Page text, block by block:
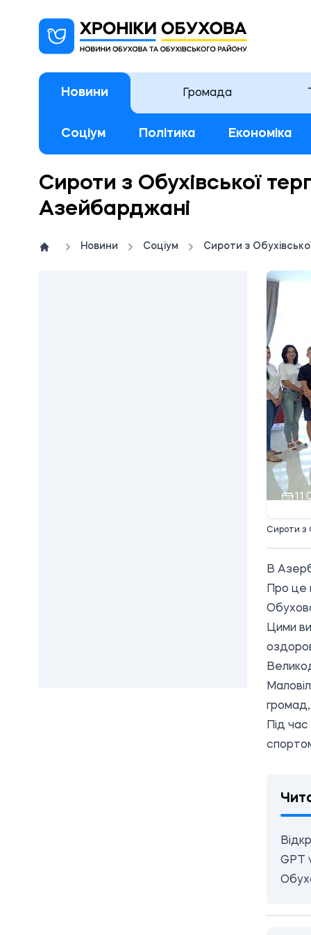
Новини Громада
Соціум Політика Економіка
Сироти з Обухівської
Азейбарджані
Новини Соціум Сироти з
Сироти з
В
Про це
Цими
громад,
Під
GPT